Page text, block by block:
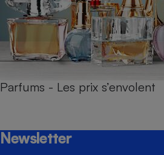
Parfums - Les prix s’envolent
Newsletter